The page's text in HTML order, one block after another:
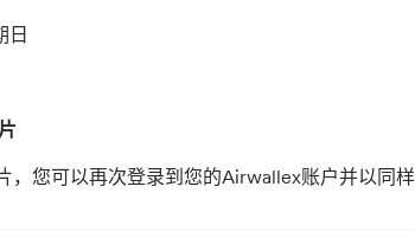
日
您可以再次登录到您的Airwallex账户并以同样